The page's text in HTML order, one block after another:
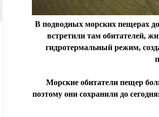
В подводных морских пещерах
встретили там обитателей,
гидротермальный режим,
Морские обитатели пещер
поэтому они сохранили до